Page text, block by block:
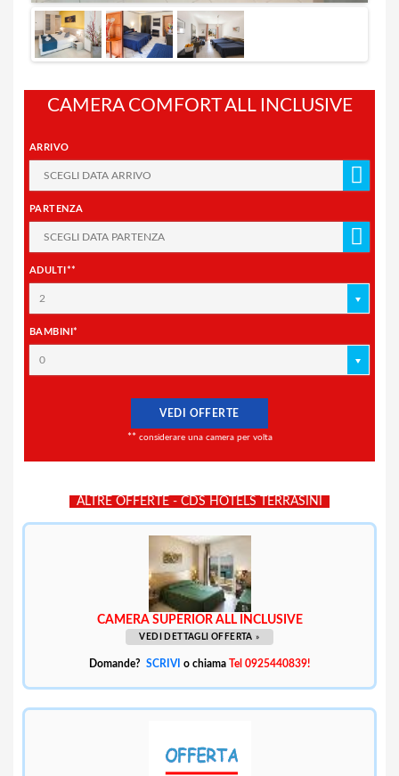
CAMERA COMFORT ALL INCLUSIVE
ARRIVO
PARTENZA
ADULTI**
2
BAMBINI*
0
VEDI OFFERTE
** considerare una camera per volta
ALTRE OFFERTE - CDS HOTELS TERRASINI
CAMERA SUPERIOR ALL INCLUSIVE
VEDI DETTAGLI OFFERTA »
Domande? SCRIVI o chiama Tel 0925440839!